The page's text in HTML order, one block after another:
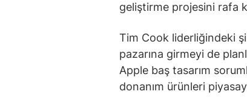
geliştirme projesini rafa
Tim Cook liderliğindeki
pazarına girmeyi de
Apple baş tasarım
donanım ürünleri